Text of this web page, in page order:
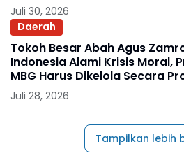
Juli 30, 2026
Daerah
Tokoh Besar Abah Agus
Indonesia Alami Krisis Moral,
MBG Harus Dikelola Secara
Juli 28, 2026
Tampilkan lebih